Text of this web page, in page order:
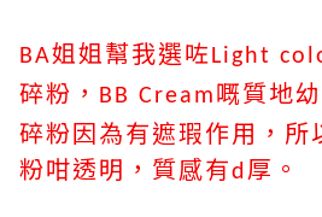
BA姐姐幫我選咗Light
碎粉， BB Cream 嘅質地
碎粉因為有遮瑕作用，所
粉咁透明，質感有d 厚。